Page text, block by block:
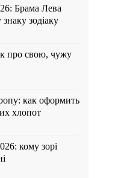
Брама Лева
зодіаку
про свою, чужу
как оформить
хлопот
кому зорі